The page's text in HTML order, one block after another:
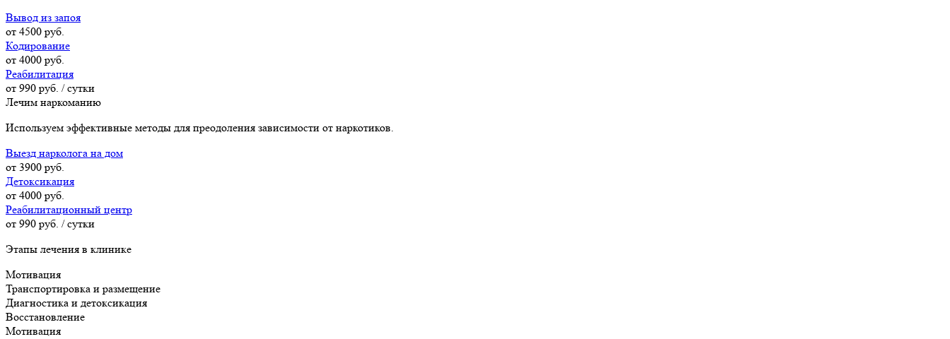
Вывод из запоя
от 4500 руб.
Кодирование
от 4000 руб.
Реабилитация
от 990 руб. / сутки
Лечим наркоманию
Используем эффективные методы для преодоления зависимости от наркотиков.
Выезд нарколога на дом
от 3900 руб.
Детоксикация
от 4000 руб.
Реабилитационный центр
от 990 руб. / сутки
Этапы лечения в клинике
Мотивация
Транспортировка и размещение
Диагностика и детоксикация
Восстановление
Мотивация